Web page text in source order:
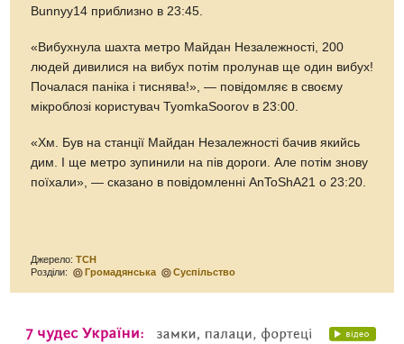
Bunnyy14 приблизно в 23:45.
«Вибухнула шахта метро Майдан Незалежності, 200
людей дивилися на вибух потім пролунав ще один вибух!
Почалася паніка і тиснява!», — повідомляє в своєму
мікроблозі користувач TyomkaSoorov в 23:00.
«Хм. Був на станції Майдан Незалежності бачив якийсь
дим. І ще метро зупинили на пів дороги. Але потім знову
поїхали», — сказано в повідомленні AnToShA21 о 23:20.
Джерело:ТСН
Розділи:
Громадянська Суспільство